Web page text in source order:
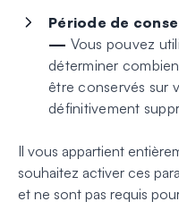
Période de
— Vous pouvez
déterminer
être conservés sur
définitivement
Il vous appartient
souhaitez activer ces
et ne sont pas requis